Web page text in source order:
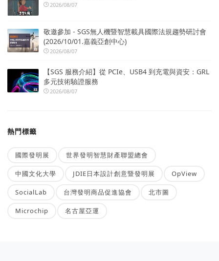
2026/08/07
敬邀參加 - SGS無人機暨智慧載具國際法規趨勢研討會
(2026/10/01.嘉義亞創中心)
2026/08/07
【SGS 服務介紹】從 PCIe、USB4 到充電與資安：GRL
多元技術驗證服務
2026/08/07
熱門標籤
國際發明展 世界發明智慧財產聯盟總會
中國文化大學 JDIE日本設計創意暨發明展 OpView
SocialLab 台灣發明商品促進協會 北市圖
Microchip 名古屋亞運